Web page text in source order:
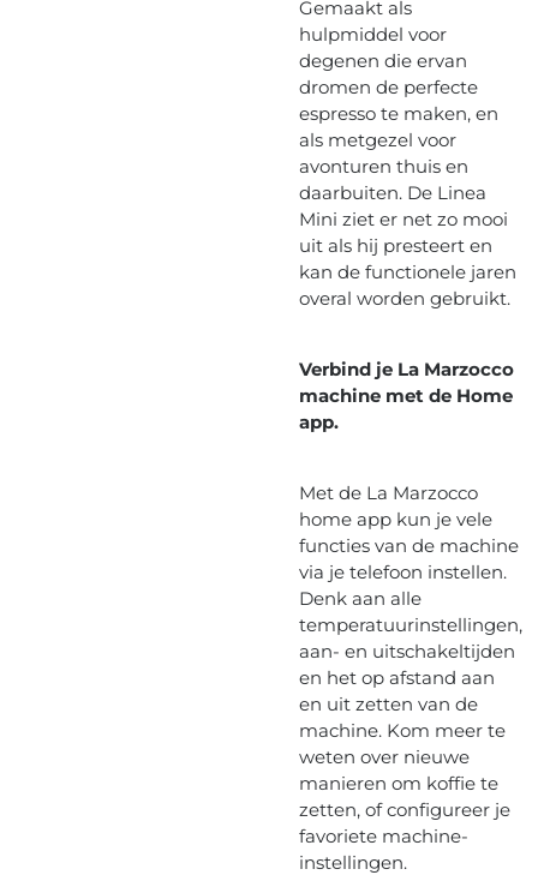
Gemaakt als
hulpmiddel voor
degenen die ervan
dromen de perfecte
espresso te maken, en
als metgezel voor
avonturen thuis en
daarbuiten. De Linea
Mini ziet er net zo mooi
uit als hij presteert en
kan de functionele jaren
overal worden gebruikt.
Verbind je La Marzocco
machine met de Home
app.
Met de La Marzocco
home app kun je vele
functies van de machine
via je telefoon instellen.
Denk aan alle
temperatuurinstellingen,
aan- en uitschakeltijden
en het op afstand aan
en uit zetten van de
machine. Kom meer te
weten over nieuwe
manieren om koffie te
zetten, of configureer je
favoriete machine-
instellingen.